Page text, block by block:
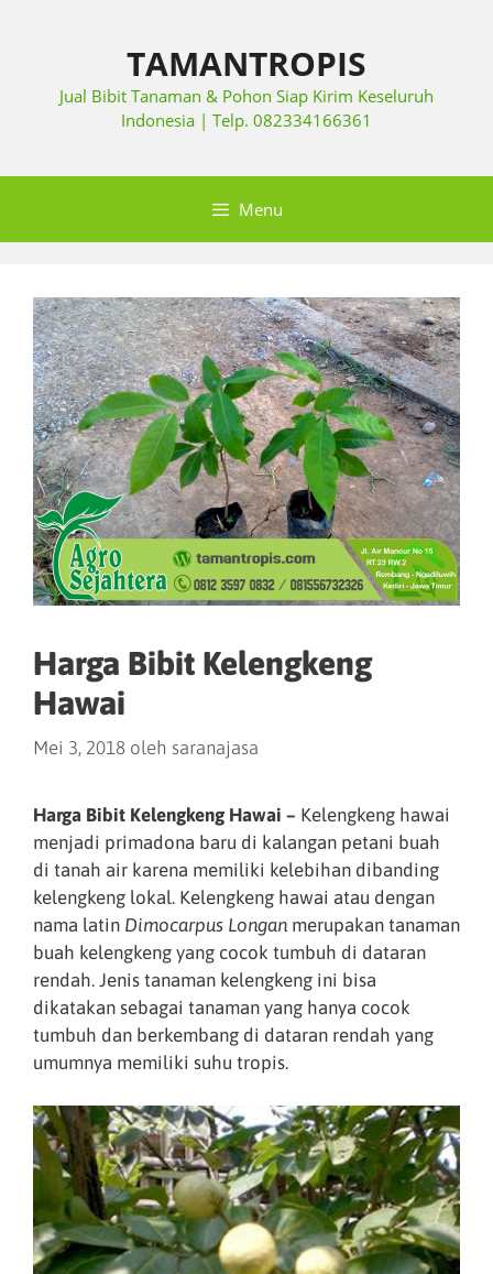
TAMANTROPIS
Jual Bibit Tanaman & Pohon Siap Kirim Keseluruh
Indonesia | Telp. 082334166361
Menu
Harga Bibit Kelengkeng
Hawai
Mei 3, 2018 oleh saranajasa
Harga Bibit Kelengkeng Hawai – Kelengkeng hawai
menjadi primadona baru di kalangan petani buah
di tanah air karena memiliki kelebihan dibanding
kelengkeng lokal. Kelengkeng hawai atau dengan
nama latin Dimocarpus Longan merupakan tanaman
buah kelengkeng yang cocok tumbuh di dataran
rendah. Jenis tanaman kelengkeng ini bisa
dikatakan sebagai tanaman yang hanya cocok
tumbuh dan berkembang di dataran rendah yang
umumnya memiliki suhu tropis.